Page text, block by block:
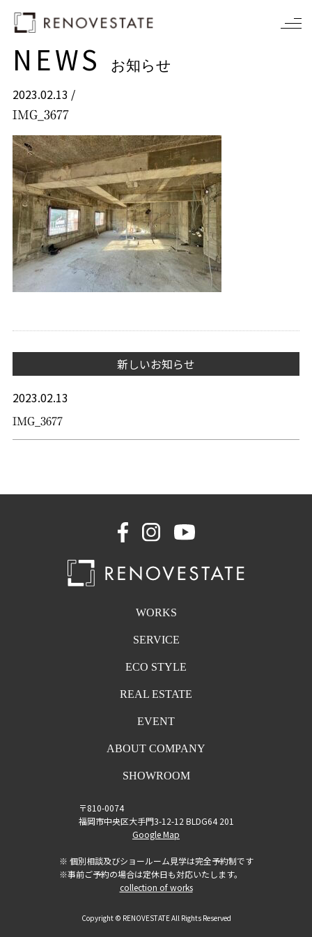
NEWS お知らせ
2023.02.13 /
IMG_3677
新しいお知らせ
2023.02.13
IMG_3677
WORKS
SERVICE
ECO STYLE
REAL ESTATE
EVENT
ABOUT COMPANY
SHOWROOM
〒810-0074
福岡市中央区大手門3-12-12 BLDG64 201
Google Map
※ 個別相談及びショールーム見学は完全予約制です
※事前ご予約の場合は定休日も対応いたします。
collection of works
Copyright © RENOVESTATE All Rights Reserved